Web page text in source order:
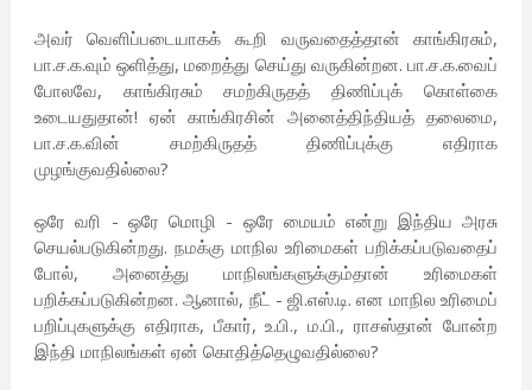
அவர் வெளிப்படையாகக் கூறி வருவதைத்தான் காங்கிரசும்,
பா.ச.க.வும் ஒளித்து, மறைத்து செய்து வருகின்றன. பா.ச.க.வைப்
போலவே, காங்கிரசும் சமற்கிருதத் திணிப்புக் கொள்கை
உடையதுதான்! ஏன் காங்கிரசின் அனைத்திந்தியத் தலைமை,
பா.ச.க.வின் சமற்கிருதத் திணிப்புக்கு எதிராக
முழங்குவதில்லை?
ஒரே வரி - ஒரே மொழி - ஒரே மையம் என்று இந்திய அரசு
செயல்படுகின்றது. நமக்கு மாநில உரிமைகள் பறிக்கப்படுவதைப்
போல், அனைத்து மாநிலங்களுக்கும்தான் உரிமைகள்
பறிக்கப்படுகின்றன. ஆனால், நீட் - ஜி.எஸ்.டி. என மாநில உரிமைப்
பறிப்புகளுக்கு எதிராக, பீகார், உ.பி., ம.பி., ராசஸ்தான் போன்ற
இந்தி மாநிலங்கள் ஏன் கொதித்தெழுவதில்லை?